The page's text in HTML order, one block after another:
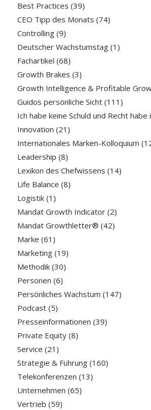
Best Practices (39)
CEO Tipp des Monats (74)
Controlling(9)
Deutscher Wachstumstag(1)
Fachartikel (68)
Growth Brakes (3)
Growth Intelligence & Profitable
Guidos persönliche Sicht(111)
Ich habe keine Schuld und Recht habe
Innovation (21)
Internationales Marken-Kolloquium
Leadership (8)
Lexikon des Chefwissens (14)
Life Balance (8)
Logistik(1)
Mandat Growth Indicator(2)
Mandat Growthletter® (42)
Marke (61)
Marketing(19)
Methodik(30)
Personen (6)
Persönliches Wachstum (147)
Podcast(5)
Presseinformationen (39)
Private Equity(8)
Service (21)
Strategie & Führung(160)
Telekonferenzen (13)
Unternehmen (65)
Vertrieb (59)